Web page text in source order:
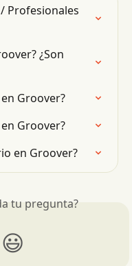
Profesionales
¿Son
Groover?
Groover?
en Groover?
tu pregunta?
😃